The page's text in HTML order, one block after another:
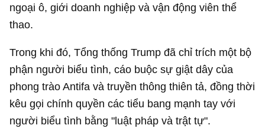
ngoại ô, giới doanh nghiệp và vận động viên thể
thao.
Trong khi đó, Tổng thống Trump đã chỉ trích một bộ
phận người biểu tình, cáo buộc sự giật dây của
phong trào Antifa và truyền thông thiên tả, đồng thời
kêu gọi chính quyền các tiểu bang mạnh tay với
người biểu tình bằng "luật pháp và trật tự".